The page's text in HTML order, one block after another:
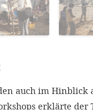
auch im Hinblick
erklärte der